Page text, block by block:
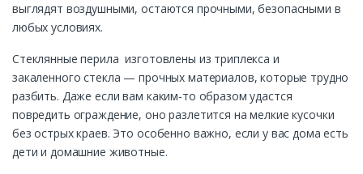
выглядят воздушными, остаются прочными, безопасными в
любых условиях.
Стеклянные перила изготовлены из триплекса и
закаленного стекла — прочных материалов, которые трудно
разбить. Даже если вам каким-то образом удастся
повредить ограждение, оно разлетится на мелкие кусочки
без острых краев. Это особенно важно, если у вас дома есть
дети и домашние животные.